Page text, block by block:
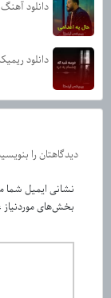
دانلود
دانلود
دیدگاهتان را
نشانی ایمیل شما
بخش‌های